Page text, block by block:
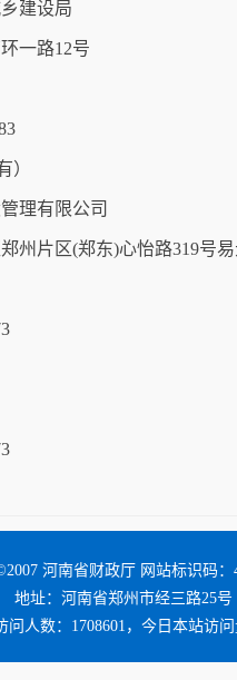
建设局
一路12号
）
理有限公司
州片区(郑东)心怡路319号
河南省财政厅 网站标识码：
地址：河南省郑州市经三路25号
问人数：1708601，今日本站访